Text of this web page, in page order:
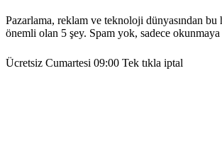
Pazarlama, reklam ve teknoloji dünyasından bu
önemli olan 5 şey. Spam yok, sadece
Ücretsiz Cumartesi 09:00 Tek tıkla iptal